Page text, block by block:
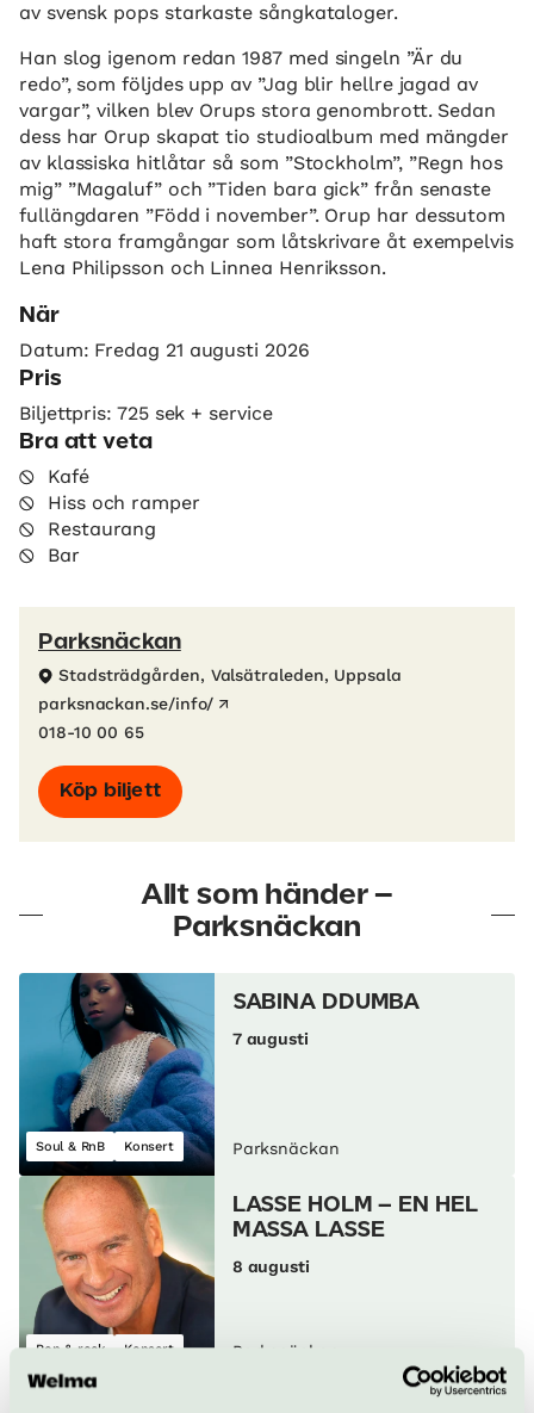
av svensk pops starkaste sångkataloger.
Han slog igenom redan 1987 med singeln ”Är du
redo”, som följdes upp av ”Jag blir hellre jagad av
vargar”, vilken blev Orups stora genombrott. Sedan
dess har Orup skapat tio studioalbum med mängder
av klassiska hitlåtar så som ”Stockholm”, ”Regn hos
mig” ”Magaluf” och ”Tiden bara gick” från senaste
fullängdaren ”Född i november”. Orup har dessutom
haft stora framgångar som låtskrivare åt exempelvis
Lena Philipsson och Linnea Henriksson.
När
Datum: Fredag 21 augusti 2026
Pris
Biljettpris: 725 sek + service
Bra att veta
Kafé
Hiss och ramper
Restaurang
Bar
Parksnäckan
Stadsträdgården, Valsätraleden, Uppsala
parksnackan.se/info/
018-10 00 65
Köp biljett
Allt som händer –
Parksnäckan
Soul & RnB Konsert
SABINA DDUMBA
7 augusti
Parksnäckan
Pop & rock Konsert
LASSE HOLM – EN HEL
MASSA LASSE
8 augusti
Parksnäckan